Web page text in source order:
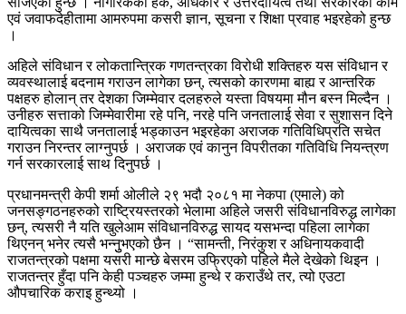
एवं जवाफदेहीतामा आमरुपमा कसरी ज्ञान, सूचना र शिक्षा प्रवाह भइरहेको हुन्छ
।
अहिले संविधान र लोकतान्त्रिक गणतन्त्रका विरोधी शक्तिहरु यस संविधान र
व्यवस्थालाई बदनाम गराउन लागेका छन्, त्यसको कारणमा बाह्य र आन्तरिक
पक्षहरु होलान् तर देशका जिम्मेवार दलहरुले यस्ता विषयमा मौन बस्न मिल्दैन ।
उनीहरु सत्ताको जिम्मेवारीमा रहे पनि, नरहे पनि जनतालाई सेवा र सुशासन दिने
दायित्वका साथै जनतालाई भड्काउन भइरहेका अराजक गतिविधिप्रति सचेत
गराउन निरन्तर लाग्नुपर्छ । अराजक एवं कानुन विपरीतका गतिविधि नियन्त्रण
गर्न सरकारलाई साथ दिनुपर्छ ।
प्रधानमन्त्री केपी शर्मा ओलीले २९ भदौ २०८१ मा नेकपा (एमाले) को
जनसङ्गठनहरुको राष्ट्रियस्तरको भेलामा अहिले जसरी संविधानविरुद्ध लागेका
छन्, त्यसरी नै यति खुलेआम संविधानविरुद्ध सायद यसभन्दा पहिला लागेका
थिएनन् भनेर त्यसै भन्नुुभएको छैन । “सामन्ती, निरंकुश र अधिनायकवादी
राजतन्त्रको पक्षमा यसरी मान्छे बेसरम उफ्रिएको पहिले मैले देखेको थिइन ।
राजतन्त्र हुँदा पनि केही पञ्चहरु जम्मा हुन्थे र कराउँथे तर, त्यो एउटा
औपचारिक कराइ हुन्थ्यो ।